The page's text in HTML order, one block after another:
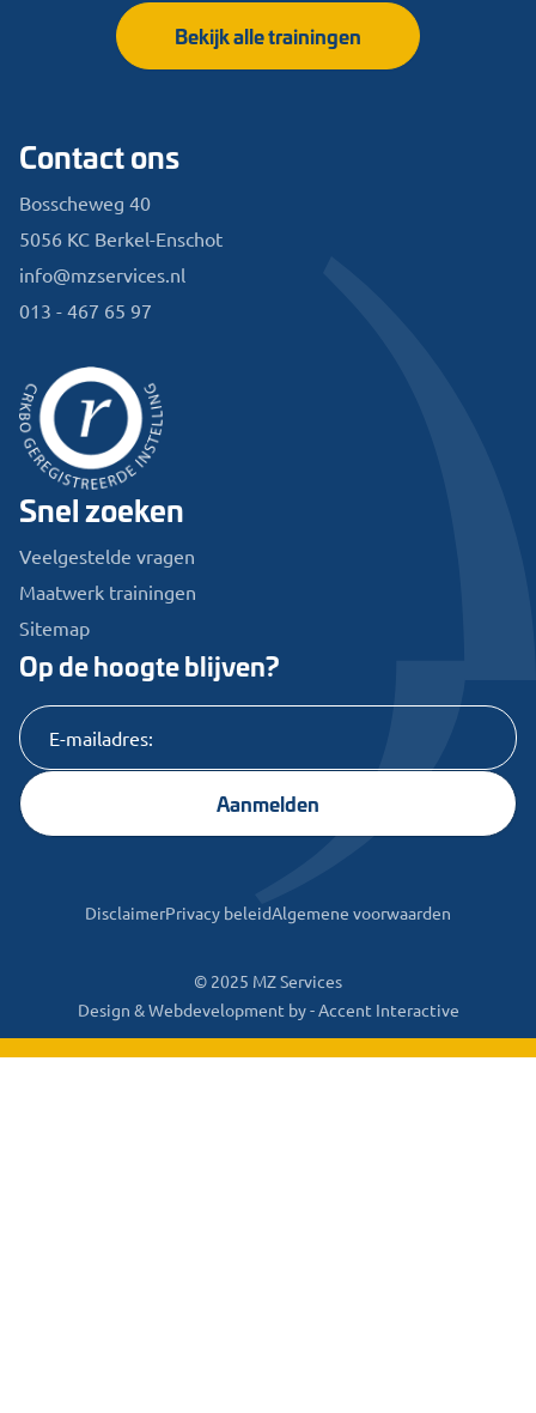
Bekijk alle trainingen
Contact ons
Bosscheweg 40
5056 KC Berkel-Enschot
info@mzservices.nl
013 - 467 65 97
Snel zoeken
Veelgestelde vragen
Maatwerk trainingen
Sitemap
Op de hoogte blijven?
Aanmelden
© 2025 MZ Services
Design & Webdevelopment by -Accent Interactive
DisclaimerPrivacy beleidAlgemene voorwaarden